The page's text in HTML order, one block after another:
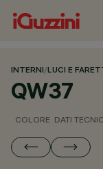
INTERNI/LUCI E
QW37
COLORE DATI